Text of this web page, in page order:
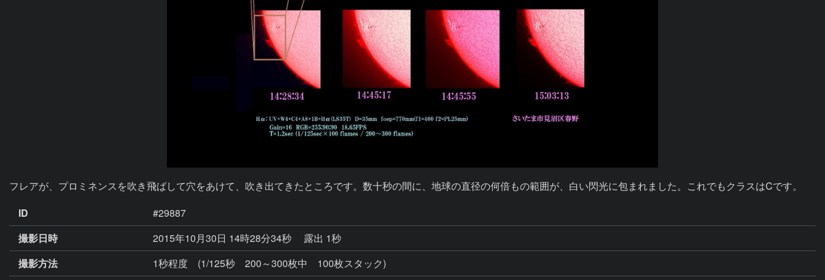
フレアが、プロミネンスを吹き飛ばして穴をあけて、吹き出てきたところです。数十秒の間に、地球の直径の何倍もの範囲が、白い閃光に包まれました。これでもクラスはCです。
ID
#29887
撮影日時
2015年10月30日 14時28分34秒
露出 1秒
撮影方法
1秒程度 (1/125秒 200～300枚中 100枚スタック)